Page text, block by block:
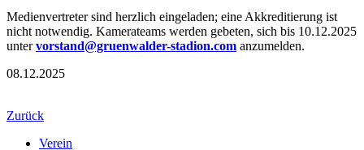
Medienvertreter sind herzlich eingeladen; eine Akkreditierung ist
nicht notwendig. Kamerateams werden gebeten, sich bis 10.12.2025
untervorstand@gruenwalder-stadion.com anzumelden.
08.12.2025
Zurück
Verein